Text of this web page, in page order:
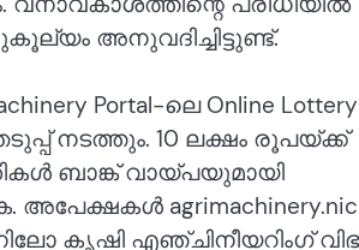
അനുവദിച്ചിട്ടുണ്ട്.
Portal-ലെ Online Lottery
നടത്തും. 10 ലക്ഷം രൂപയ്ക്ക്
ബാങ്ക് വായ്പയുമായി
കൃഷി എഞ്ചിനീയറിംഗ്